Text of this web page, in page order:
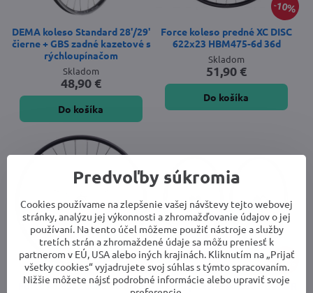
DEMA koleso Standard 28'/29'
čierne + GBS zadné kazetové s
rýchloupínačom
Skladom
48,90 €
Do košíka
10%
Force koleso predné XC DISC
622x23 HBM475-6d 36d
Skladom
51,90 €
Do košíka
10%
Force koleso zadné XC DISC
10%
Ibex vypletené kolesá VECTOR
Predvoľby súkromia
Cookies používame na zlepšenie vašej návštevy tejto webovej
stránky, analýzu jej výkonnosti a zhromažďovanie údajov o jej
používaní. Na tento účel môžeme použiť nástroje a služby
tretích strán a zhromaždené údaje sa môžu preniesť k
partnerom v EÚ, USA alebo iných krajinách. Kliknutím na „Prijať
všetky cookies“ vyjadrujete svoj súhlas s týmto spracovaním.
Nižšie môžete nájsť podrobné informácie alebo upraviť svoje